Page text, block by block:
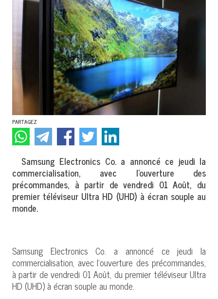
PARTAGEZ
Samsung Electronics Co. a annoncé ce jeudi la
commercialisation, avec l’ouverture des
précommandes, à partir de vendredi 01 Août, du
premier téléviseur Ultra HD (UHD) à écran souple au
monde.
Samsung Electronics Co. a annoncé ce jeudi la
commercialisation, avec l’ouverture des précommandes,
à partir de vendredi 01 Août, du premier téléviseur Ultra
HD (UHD) à écran souple au monde.